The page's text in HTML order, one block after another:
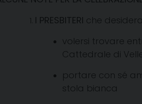
I PRESBITERI che
volersi trovare
Cattedrale di
portare con sé
stola bianca